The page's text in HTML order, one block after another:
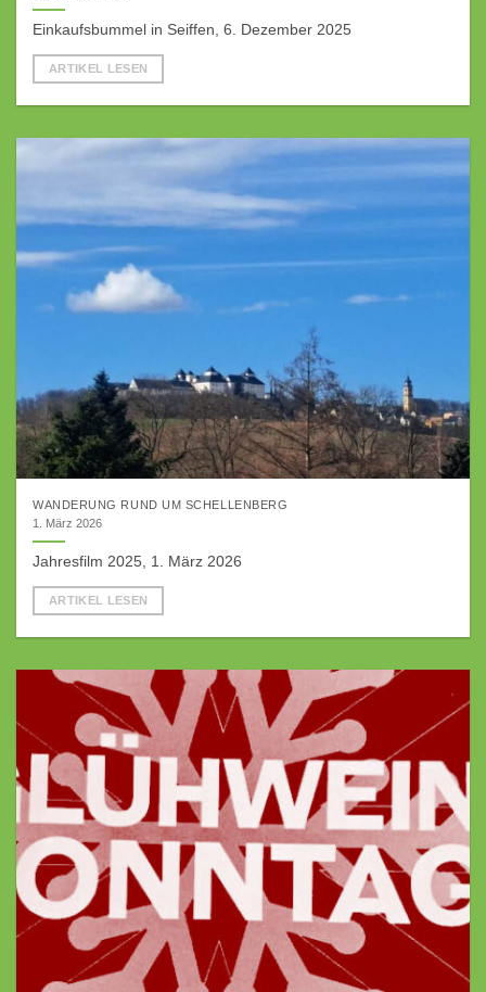
Einkaufsbummel in Seiffen, 6. Dezember 2025
ARTIKEL LESEN
WANDERUNG RUND UM SCHELLENBERG
1. März 2026
Jahresfilm 2025, 1. März 2026
ARTIKEL LESEN